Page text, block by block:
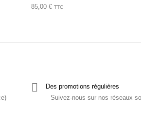
85,00 € TTC
Des promotions régulières
Suivez-nous sur nos réseaux